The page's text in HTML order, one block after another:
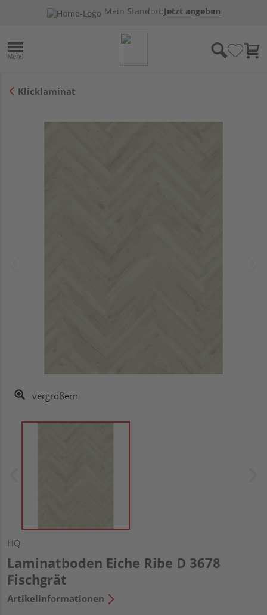
Mein Standort:Jetzt angeben
Klicklaminat
vergrößern
HQ
Laminatboden Eiche Ribe D 3678
Fischgrät
Artikelinformationen